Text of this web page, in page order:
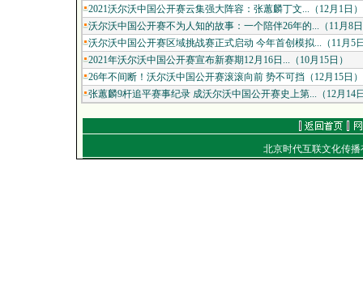
2021沃尔沃中国公开赛云集强大阵容：张蕙麟丁文...（12月1日）
沃尔沃中国公开赛不为人知的故事：一个陪伴26年的...（11月8
沃尔沃中国公开赛区域挑战赛正式启动 今年首创模拟...（11月5
2021年沃尔沃中国公开赛宣布新赛期12月16日...（10月15日）
26年不间断！沃尔沃中国公开赛滚滚向前 势不可挡（12月15日）
张蕙麟9杆追平赛事纪录 成沃尔沃中国公开赛史上第...（12月14
北京时代互联文化传